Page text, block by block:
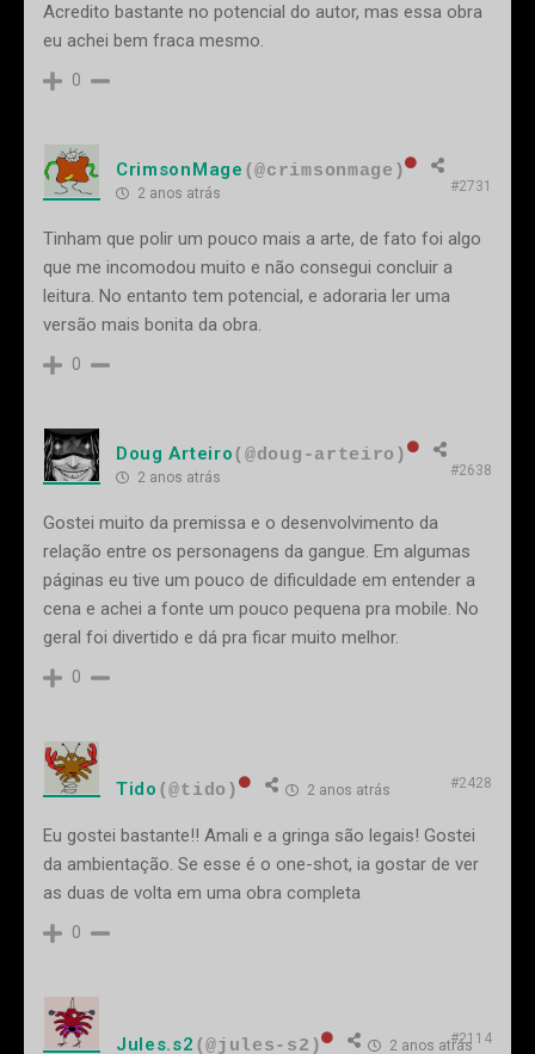
Acredito bastante no potencial do autor, mas essa obra
eu achei bem fraca mesmo.
0
CrimsonMage (@crimsonmage)
2 anos atrás #2731
Tinham que polir um pouco mais a arte, de fato foi algo
que me incomodou muito e não consegui concluir a
leitura. No entanto tem potencial, e adoraria ler uma
versão mais bonita da obra.
0
Doug Arteiro(@doug-arteiro)
2 anos atrás #2638
Gostei muito da premissa e o desenvolvimento da
relação entre os personagens da gangue. Em algumas
páginas eu tive um pouco de dificuldade em entender a
cena e achei a fonte um pouco pequena pra mobile. No
geral foi divertido e dá pra ficar muito melhor.
0
Tido (@tido) 2 anos atrás #2428
Eu gostei bastante!! Amali e a gringa são legais! Gostei
da ambientação. Se esse é o one-shot, ia gostar de ver
as duas de volta em uma obra completa
0
Jules.s2 (@jules-s2) 2 anos atrás#2114